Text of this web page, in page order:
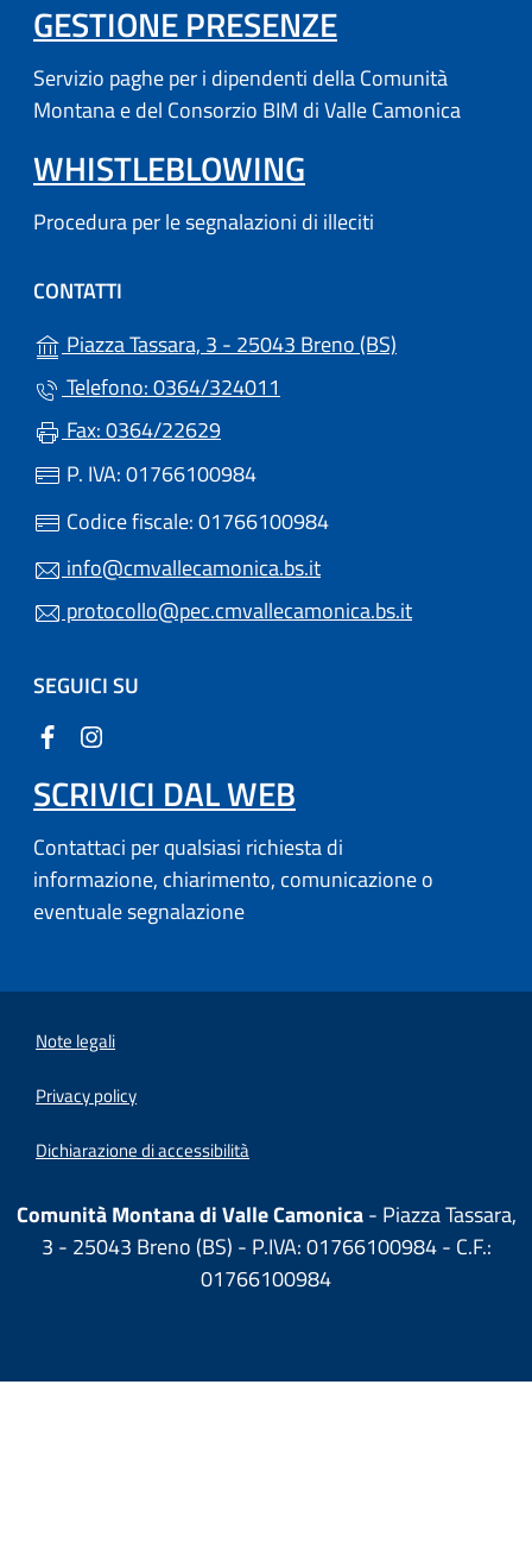
GESTIONE PRESENZE(APRE IN
Servizio paghe per i dipendenti della Comunità
Montana e del Consorzio BIM di Valle Camonica
WHISTLEBLOWING
Procedura per le segnalazioni di illeciti
CONTATTI
Piazza Tassara, 3 - 25043 Breno (BS)
Telefono: 0364/324011
Fax: 0364/22629
P. IVA: 01766100984
Codice fiscale: 01766100984
info@cmvallecamonica.bs.it
protocollo@pec.cmvallecamonica.bs.it
SEGUICI SU
SCRIVICI DAL WEB
Contattaci per qualsiasi richiesta di
informazione, chiarimento, comunicazione o
eventuale segnalazione
Note legali
Privacy policy
Dichiarazione di accessibilità
Comunità Montana di Valle Camonica- Piazza Tassara,
3 - 25043 Breno (BS) - P.IVA: 01766100984 - C.F.:
01766100984